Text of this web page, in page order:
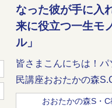
なった彼が手に入
来に役立つ一生モ
ル」
皆さまこんにちは！パ
民講座おおたかの森
おおたかの森S・C